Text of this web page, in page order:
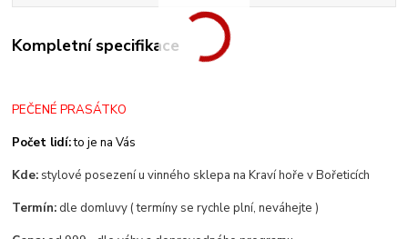
Kompletní specifikace
PEČENÉ PRASÁTKO
Počet lidí:to je na Vás
Kde: stylové posezení u vinného sklepa na Kraví hoře v Bořeticích
Termín:dle domluvy ( termíny se rychle plní, neváhejte )